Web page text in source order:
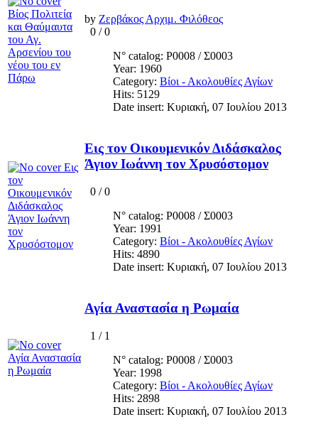
by Ζερβάκος Αρχιμ. Φιλόθεος
0 /0
N° catalog: Ρ0008 / Σ0003
Year: 1960
Category: Βίοι - Ακολουθίες Αγίων
Hits: 5129
Date insert: Κυριακή, 07 Ιουλίου 2013
Εις τον Οικουμενικόν Διδάσκαλος
Άγιον Ιωάννη τον Χρυσόστομον
0 /0
N° catalog: Ρ0008 / Σ0003
Year: 1991
Category: Βίοι - Ακολουθίες Αγίων
Hits: 4890
Date insert: Κυριακή, 07 Ιουλίου 2013
Αγία Αναστασία η Ρωμαία
1 / 1
N° catalog: Ρ0008 / Σ0003
Year: 1998
Category: Βίοι - Ακολουθίες Αγίων
Hits: 2898
Date insert: Κυριακή, 07 Ιουλίου 2013